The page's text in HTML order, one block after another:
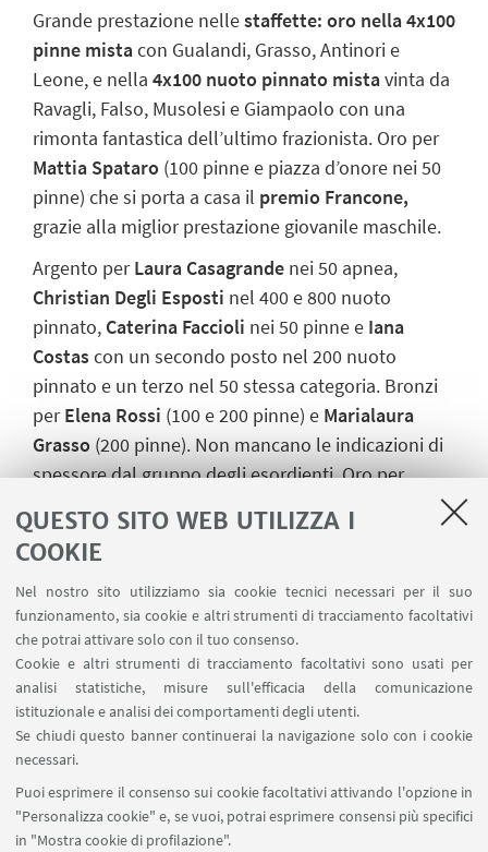
QUESTO SITO WEB UTILIZZA I
COOKIE
Nel nostro sito utilizziamo sia cookie tecnici necessari per il suo
funzionamento, sia cookie e altri strumenti di tracciamento facoltativi
che potrai attivare solo con il tuo consenso.
Cookie e altri strumenti di tracciamento facoltativi sono usati per
analisi statistiche, misure sull'efficacia della comunicazione
istituzionale e analisi dei comportamenti degli utenti.
Se chiudi questo banner continuerai la navigazione solo con i cookie
necessari.
Puoi esprimere il consenso sui cookie facoltativi attivando l'opzione in
"Personalizza cookie" e, se vuoi, potrai esprimere consensi più specifici
in "Mostra cookie di profilazione".
Grande prestazione nellestaffette: oro nella 4x100
pinne mistacon Gualandi, Grasso, Antinori e
Leone, e nella 4x100 nuoto pinnato mistavinta da
Ravagli, Falso, Musolesi e Giampaolo con una
rimonta fantastica dell’ultimo frazionista. Oro per
Mattia Spataro (100 pinne e piazza d’onore nei 50
pinne) che si porta a casa il premio Francone,
grazie alla miglior prestazione giovanile maschile.
Argento perLaura Casagrande nei 50 apnea,
Christian Degli Esposti nel 400 e 800 nuoto
pinnato, Caterina Faccioli nei 50 pinne e Iana
Costascon un secondo posto nel 200 nuoto
pinnato e un terzo nel 50 stessa categoria. Bronzi
perElena Rossi (100 e 200 pinne) e Marialaura
Grasso (200 pinne). Non mancano le indicazioni di
spessore dal gruppo degli esordienti. Oro per
Canevese (50 e 100 pinne), Samuele Sensini
pinne con l’aggiunto degli argenti nei 100 pinne e
50 nuoto pinnato),Federico Giansante(50 nuoto
pinnato e bronzo nei 50 e 100 pinne). Argento per
Matteo Bacciottini(50 pinne e bronzo nei 50 nuoto
pinnato e 100 pinne),
Irene Orlandini(100 pinne e
bronzo nei 50 pinne).
Applausi per
che centra
l’obiettivo di tempo limite per gli assoluti italiani
nel 400 Velosub.